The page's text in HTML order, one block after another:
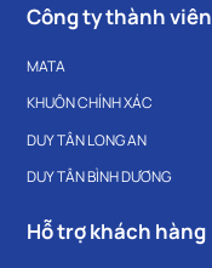
Công ty thành viên
MATA
KHUÔN CHÍNH XÁC
DUY TÂN LONG AN
DUY TÂN BÌNH DƯƠNG
Hỗ trợ khách hàng